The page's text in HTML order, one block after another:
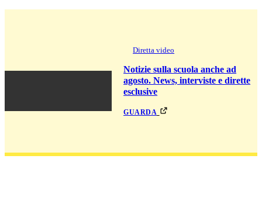
Diretta video
Notizie sulla scuola anche ad
agosto. News, interviste e dirette
esclusive
guarda